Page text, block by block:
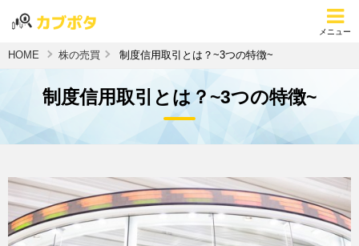
メニュー
HOME 株の売買 制度信用取引とは？~3つの特徴~
制度信用取引とは？~3つの特徴~